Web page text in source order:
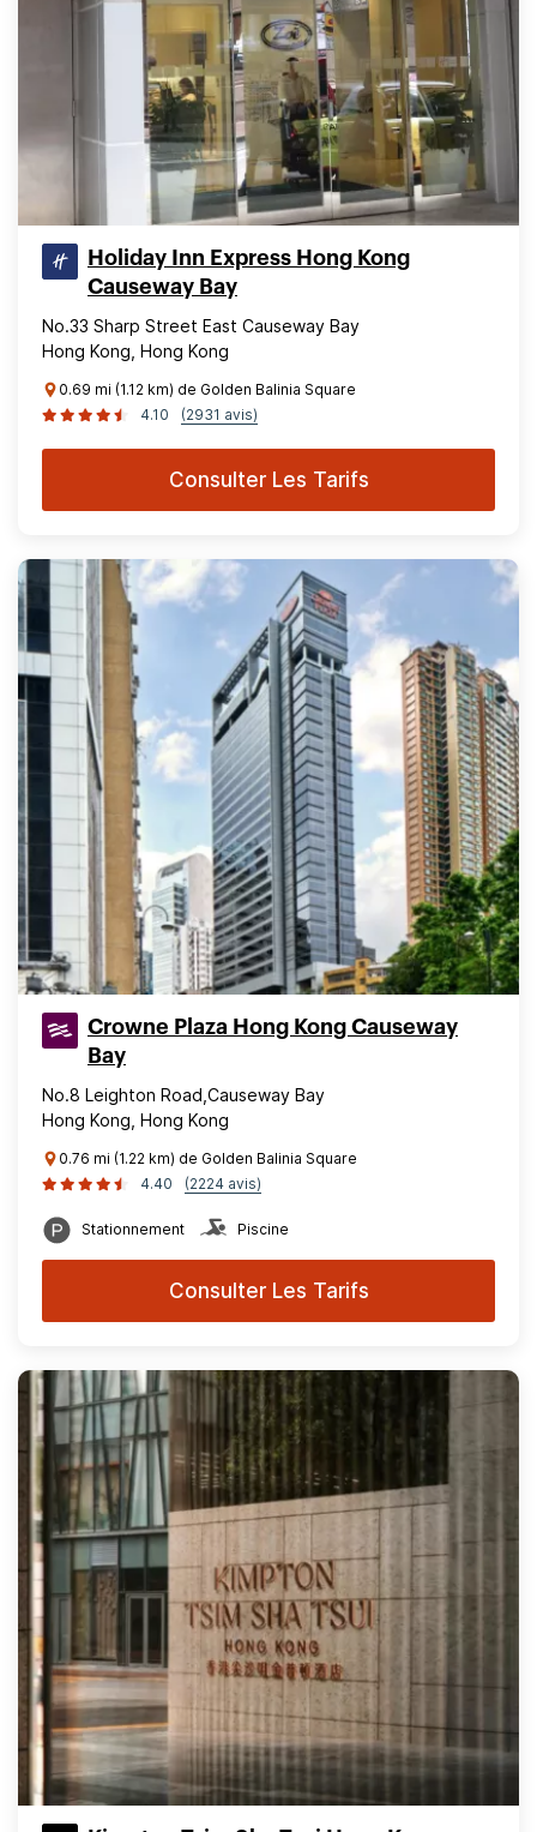
Holiday Inn Express Hong Kong
Causeway Bay
No.33 Sharp Street East Causeway Bay
Hong Kong, Hong Kong
0.69 mi (1.12 km) de Golden Balinia Square
4.10
(2931 avis)
Consulter Les Tarifs
Crowne Plaza Hong Kong Causeway
Bay
No.8 Leighton Road,Causeway Bay
Hong Kong, Hong Kong
0.76 mi (1.22 km) de Golden Balinia Square
4.40
(2224 avis)
Stationnement Piscine
Consulter Les Tarifs